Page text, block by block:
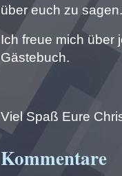
über euch zu sagen.
Ich freue mich über
Gästebuch.
Viel Spaß Eure
Kommentare